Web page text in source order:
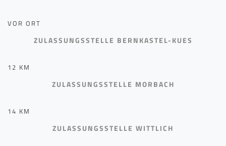
VOR ORT
ZULASSUNGSSTELLE BERNKASTEL-KUES
12 KM
ZULASSUNGSSTELLE MORBACH
14 KM
ZULASSUNGSSTELLE WITTLICH